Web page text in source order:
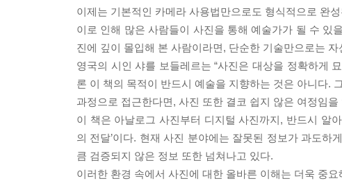
이제는 기본적인 카메라 사용법만으로도 형식적으로 완
이로 인해 많은 사람들이 사진을 통해 예술가가 될 수 있
진에 깊이 몰입해 본 사람이라면, 단순한 기술만으로는
영국의 시인 샤를 보들레르는 “사진은 대상을 정확하게
론 이 책의 목적이 반드시 예술을 지향하는 것은 아니다.
과정으로 접근한다면, 사진 또한 결코 쉽지 않은 여정임을
이 책은 아날로그 사진부터 디지털 사진까지, 반드시 알
의 전달’이다. 현재 사진 분야에는 잘못된 정보가 과도
큼 검증되지 않은 정보 또한 넘쳐나고 있다.
이러한 환경 속에서 사진에 대한 올바른 이해는 더욱 중요